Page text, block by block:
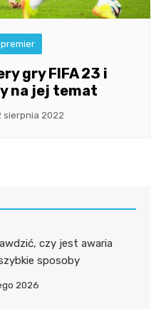
gry FIFA 23 i
na jej temat
sierpnia 2022
czy jest awaria
sposoby
2026